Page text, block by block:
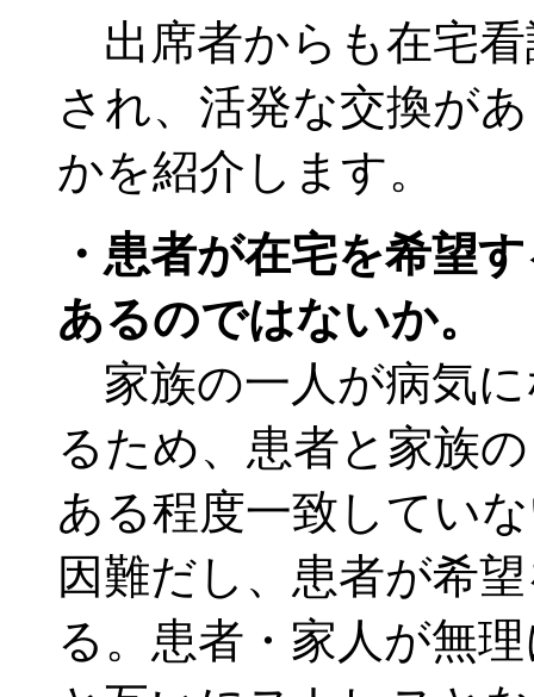
出席者からも在宅
され、活発な交換が
かを紹介します。
・患者が在宅を希望
あるのではないか。
家族の一人が病気
るため、患者と家族
ある程度一致してい
因難だし、患者が希
る。患者・家人が無